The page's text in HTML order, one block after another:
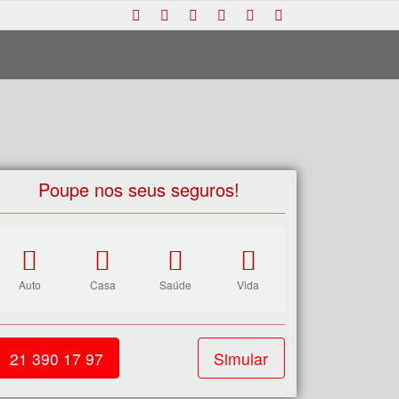
Poupe nos seus seguros!
Auto Casa Saúde Vida
21 390 17 97 Simular